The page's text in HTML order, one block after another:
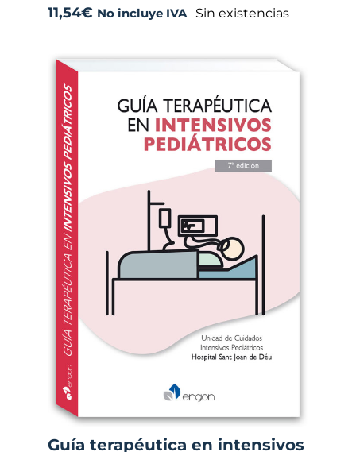
11,54€ No incluye IVA Sin existencias
Guía terapéutica en intensivos